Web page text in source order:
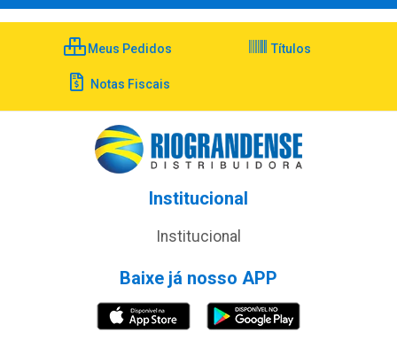
Meus Pedidos Títulos
Notas Fiscais
Institucional
Institucional
Baixe já nosso APP